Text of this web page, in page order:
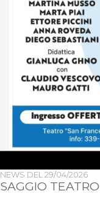
NEWS DEL 29/04/2026
SAGGIO